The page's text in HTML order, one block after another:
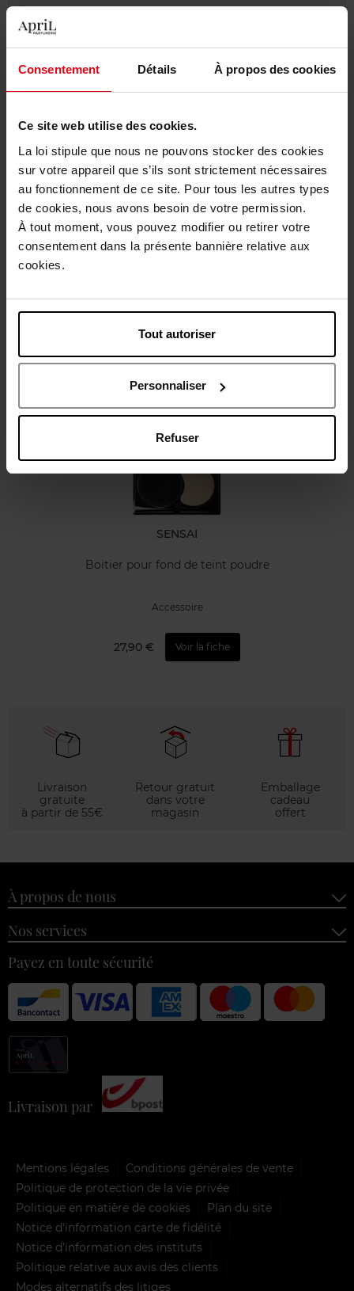
Consentement Détails À propos des cookies
Ce site web utilise des cookies.
La loi stipule que nous ne pouvons stocker des cookies
sur votre appareil que s’ils sont strictement nécessaires
au fonctionnement de ce site. Pour tous les autres types
de cookies, nous avons besoin de votre permission.
À tout moment, vous pouvez modifier ou retirer votre
consentement dans la présente bannière relative aux
cookies.
Tout autoriser
Personnaliser
Refuser
Livraison gratuite à partir de 55€
Retour gratuit dans votre magasin
Emballage cadeau offert
Description
Conseil d'utilisation
Vous aimerez peut-être
SENSAI
Boitier pour fond de teint poudre
Accessoire
27,90 € Voir la fiche
Livraison
gratuite
à partir de 55€
Retour gratuit
dans votre
magasin
Emballage
cadeau
offert
À propos de nous
Nos services
Payez en toute sécurité
Livraison par
Mentions légales
Conditions générales de vente
Politique de protection de la vie privée
Politique en matière de cookies
Plan du site
Notice d'information carte de fidélité
Notice d’information des instituts
Politique relative aux avis des clients
Modes alternatifs des litiges